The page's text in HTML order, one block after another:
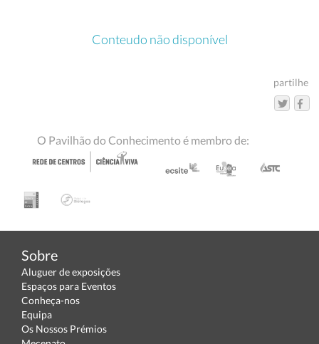
Conteudo não disponível
partilhe
O Pavilhão do Conhecimento é membro de:
Sobre
Aluguer de exposições
Espaços para Eventos
Conheça-nos
Equipa
Os Nossos Prémios